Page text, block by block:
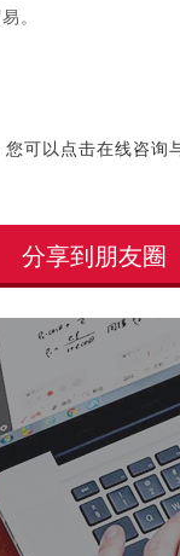
。
以点击在线咨询
分享到朋友圈